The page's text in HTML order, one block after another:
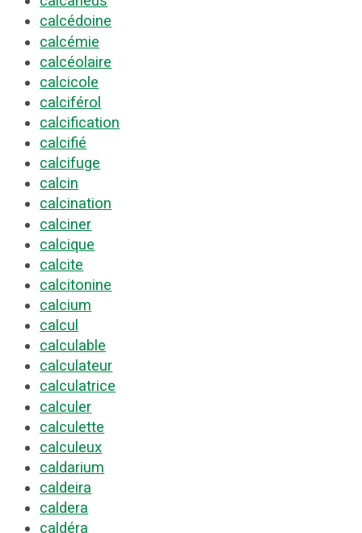
calcédoine
calcémie
calcéolaire
calcicole
calciférol
calcification
calcifié
calcifuge
calcin
calcination
calciner
calcique
calcite
calcitonine
calcium
calcul
calculable
calculateur
calculatrice
calculer
calculette
calculeux
caldarium
caldeira
caldera
caldéra